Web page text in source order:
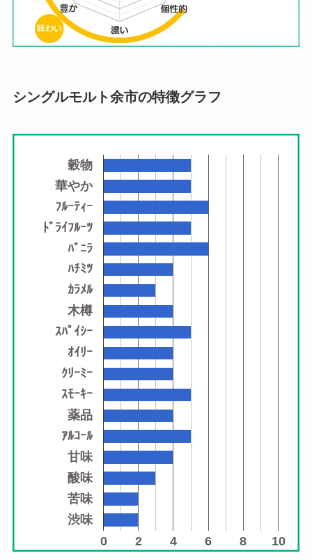
シングルモルト余市の特徴グラフ
0 2 4 6 8 10
穀物
華やか
ﾌﾙｰﾃｨｰ
ﾄﾞﾗｲﾌﾙｰﾂ
ﾊﾞﾆﾗ
ﾊﾁﾐﾂ
ｶﾗﾒﾙ
木樽
ｽﾊﾟｲｼｰ
ｵｲﾘｰ
ｸﾘｰﾐｰ
ｽﾓｰｷｰ
薬品
ｱﾙｺｰﾙ
甘味
酸味
苦味
渋味